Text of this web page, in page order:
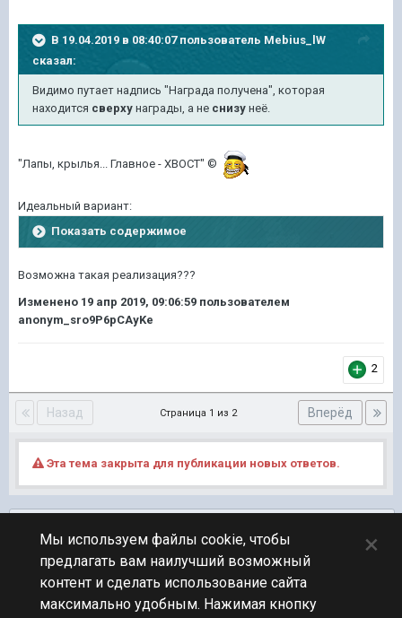
В 19.04.2019 в 08:40:07 пользователь Mebius_lW
сказал:
Видимо путает надпись "Награда получена", которая
находится сверху награды, а не снизу неё.
"Лапы, крылья... Главное - ХВОСТ" ©
Идеальный вариант:
Показать содержимое
Возможна такая реализация???
Изменено 19 апр 2019, 09:06:59 пользователем
anonym_sro9P6pCAyKe
2
Назад Вперёд
Страница 1 из 2
Эта тема закрыта для публикации новых ответов.
ПЕРЕЙТИ К СПИСКУ ТЕМ
Технические вопросы
Мы используем файлы cookie, чтобы
предлагать вам наилучший возможный
контент и сделать использование сайта
максимально удобным. Нажимая кнопку
×